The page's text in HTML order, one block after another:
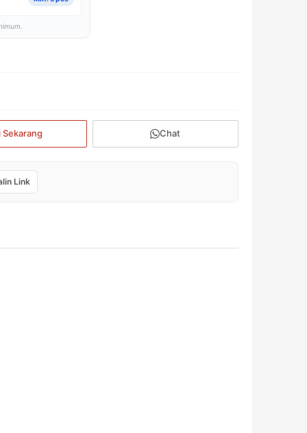
Sekarang Chat
Link